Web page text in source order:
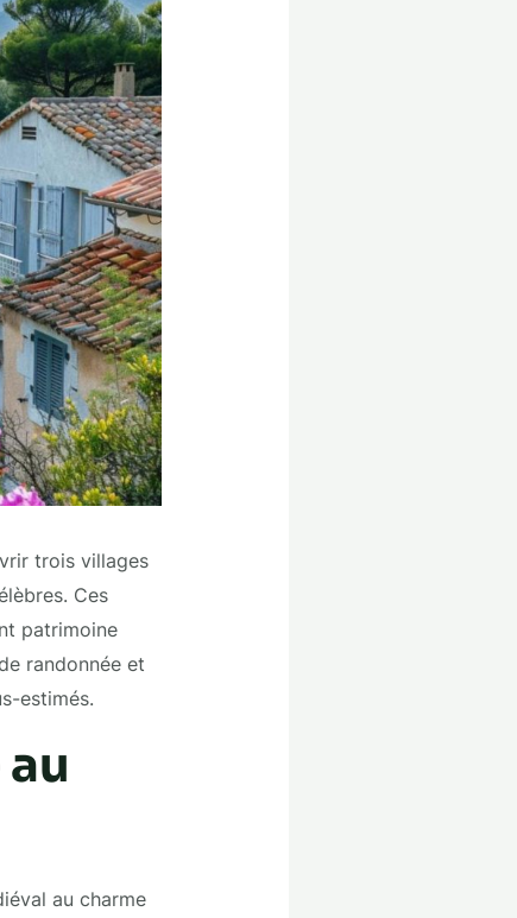
trois villages
Ces
patrimoine
randonnée et
estimés.
au charme